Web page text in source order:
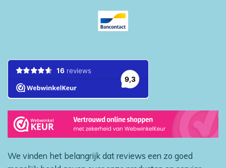
We vinden het belangrijk dat reviews een zo goed